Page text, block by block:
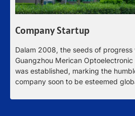
Company Startup
Dalam 2008, the seeds of
Guangzhou Merican Optoelectronic
was established, marking the
company soon to be esteemed